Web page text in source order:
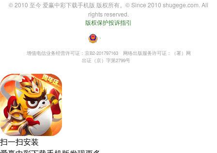
© 2010 至今 爱赢中彩下载手机版 版权所有。© Since 2010 shugege.com. All
rights reserved.
版权保护投诉指引
・
增值电信业务经营许可证：京B2-201797163
网络出版服务许可证：（署）网
出证（京）字第2799号
扫一扫安装